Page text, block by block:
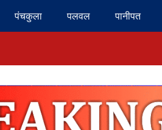
पंचकुला पलवल पानीपत